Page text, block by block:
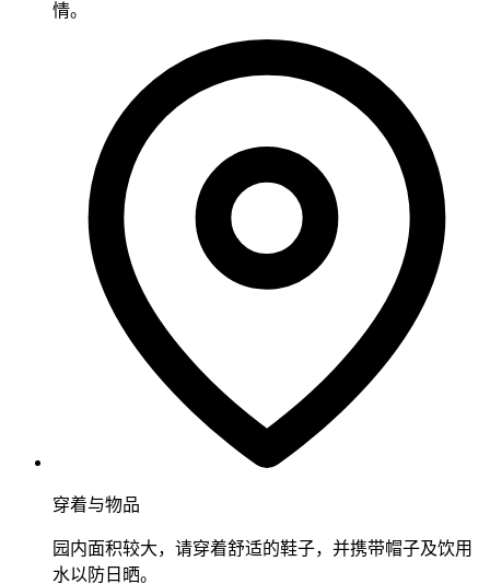
情。
穿着与物品
园内面积较大，请穿着舒适的鞋子，并携带帽子及饮用
水以防日晒。